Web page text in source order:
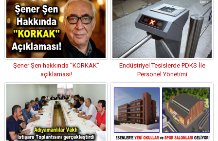
Şener Şen hakkında ”KORKAK”
açıklaması!
Endüstriyel Tesislerde PDKS İle
Personel Yönetimi